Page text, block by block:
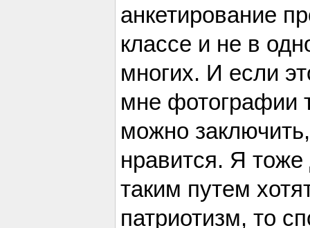
анкетирование
классе и не в
многих. И если
мне фотографии
можно
нравится. Я
таким путем
патриотизм, то